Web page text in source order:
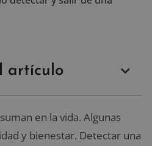
artículo
en la vida. Algunas
y bienestar. Detectar una